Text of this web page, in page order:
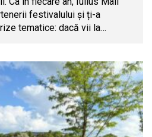
festivalului și ți-a
tematice: dacă vii la…